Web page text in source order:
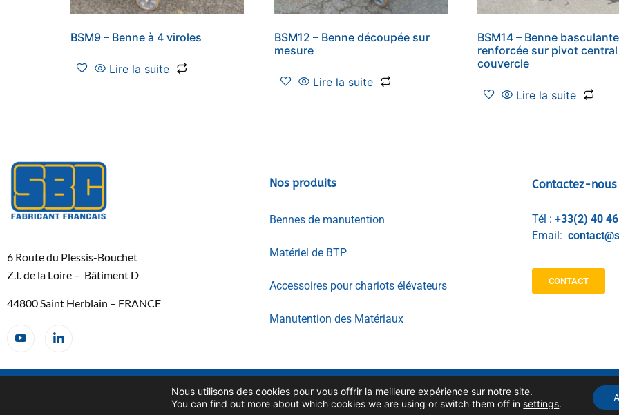
BSM9 – Benne à 4 viroles
Lire la suite
BSM12 – Benne découpée sur
mesure
Lire la suite
BSM14 – Benne basculante
renforcée sur pivot
couvercle
Lire la suite
6 Route du Plessis-Bouchet
Z.I. de la Loire – Bâtiment D
44800 Saint Herblain – FRANCE
Nos produits
Bennes de manutention
Matériel de BTP
Accessoires pour chariots élévateurs
Manutention des Matériaux
Contactez-nous
Tél : +33(2) 40
Email:
CONTACT
CONDITIONS GENERALES DE
VENTES
GESTION DES DONNÉES
PERSONNELLES
MENTIONS LEGALES
Nous utilisons des cookies pour vous offrir la meilleure expérience sur notre site.
You can find out more about which cookies we are using or switch them off in settings.